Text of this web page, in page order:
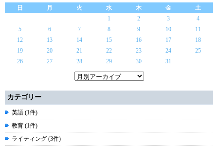
日
月 火 水 木 金
土
1
2 3
4
5
6 7 8 9 10
11
12
13 14 15 16 17
18
19
20 21 22 23 24
25
26
27 28 29 30 31
カテゴリー
英語 (1件)
教育 (1件)
ライティング (3件)